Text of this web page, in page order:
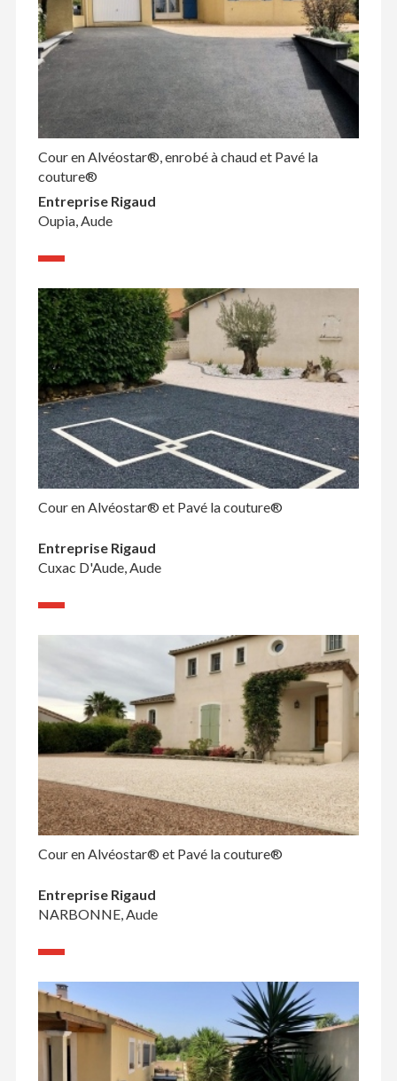
Cour en Alvéostar®, enrobé à chaud et Pavé la
couture®
Entreprise Rigaud
Oupia, Aude
Cour en Alvéostar® et Pavé la couture®
Entreprise Rigaud
Cuxac D'Aude, Aude
Cour en Alvéostar® et Pavé la couture®
Entreprise Rigaud
NARBONNE, Aude